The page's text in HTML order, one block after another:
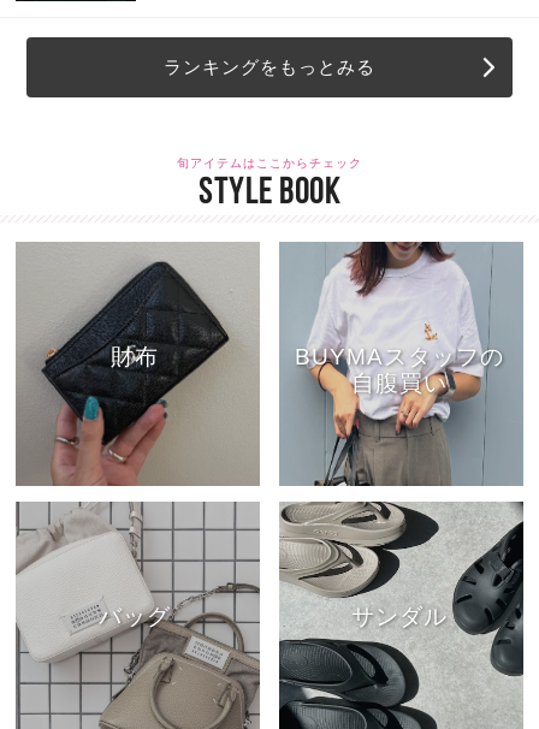
ランキングをもっとみる
旬アイテムはここからチェック
STYLE BOOK
財布
BUYMAスタッフの
自腹買い
バッグ サンダル